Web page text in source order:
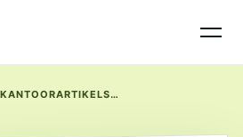
KANTOORARTIKELSHOP.NL